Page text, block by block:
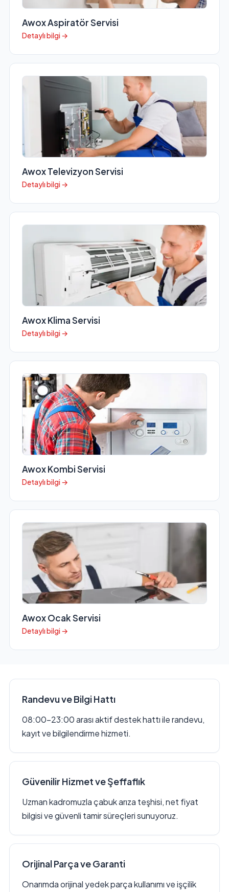
Awox Aspiratör Servisi
Detaylı bilgi →
Awox Televizyon Servisi
Detaylı bilgi →
Awox Klima Servisi
Detaylı bilgi →
Awox Kombi Servisi
Detaylı bilgi →
Awox Ocak Servisi
Detaylı bilgi →
Randevu ve Bilgi Hattı
08:00–23:00 arası aktif destek hattı ile randevu,
kayıt ve bilgilendirme hizmeti.
Güvenilir Hizmet ve Şeffaflık
Uzman kadromuzla çabuk arıza teşhisi, net fiyat
bilgisi ve güvenli tamir süreçleri sunuyoruz.
Orijinal Parça ve Garanti
Onarımda orijinal yedek parça kullanımı ve işçilik